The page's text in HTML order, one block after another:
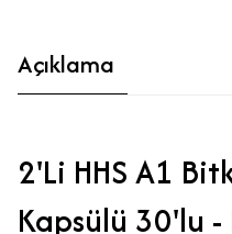
Açıklama
2'Li HHS A1
Kapsülü 30'lu